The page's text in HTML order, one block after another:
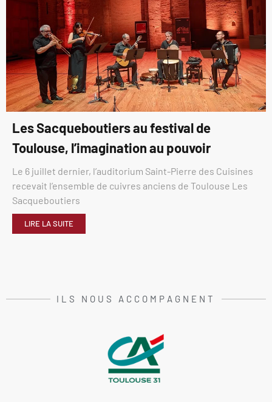
Les Sacqueboutiers au festival de
Toulouse, l’imagination au pouvoir
Le 6 juillet dernier, l’auditorium Saint-Pierre des Cuisines
recevait l’ensemble de cuivres anciens de Toulouse Les
Sacqueboutiers
LIRE LA SUITE
ILS NOUS ACCOMPAGNENT